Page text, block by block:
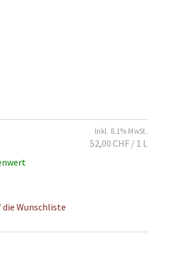
Inkl. 8.1% MwSt.
52,00 CHF / 1 L
die Wunschliste